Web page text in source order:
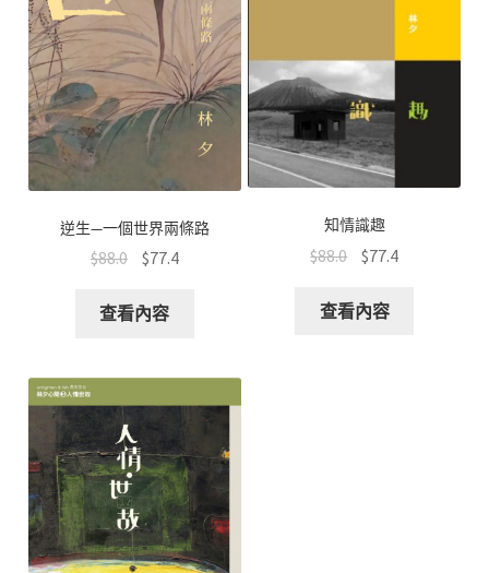
逆生—一個世界兩條路
$88.0 $77.4
查看內容
知情識趣
$88.0 $77.4
查看內容